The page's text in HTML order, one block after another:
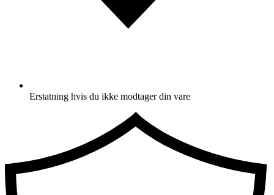
Erstatning hvis du ikke modtager din vare